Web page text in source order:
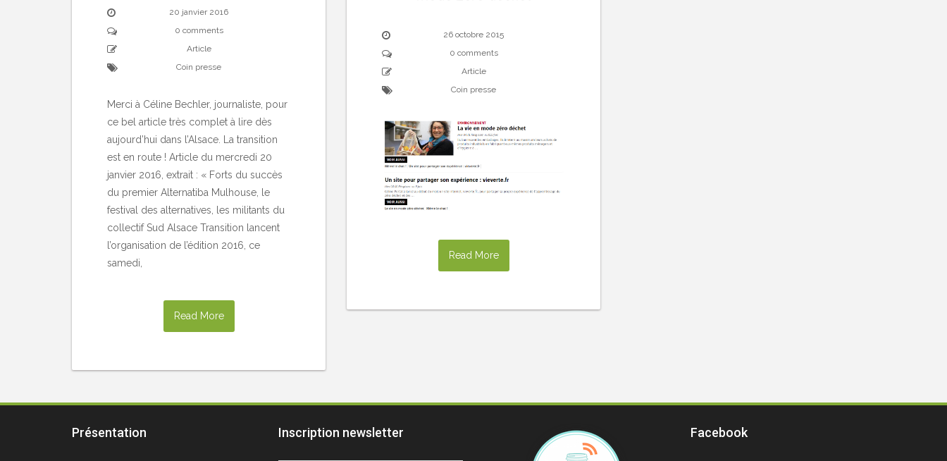
20 janvier 2016
0 comments
Article
Coin presse
Merci à Céline Bechler, journaliste, pour
ce bel article très complet à lire dès
aujourd’hui dans l’Alsace. La transition
est en route ! Article du mercredi 20
janvier 2016, extrait : « Forts du succès
du premier Alternatiba Mulhouse, le
festival des alternatives, les militants du
collectif Sud Alsace Transition lancent
l’organisation de l’édition 2016, ce
samedi,
Read More
26 octobre 2015
0 comments
Article
Coin presse
Read More
Présentation Inscription newsletter Facebook